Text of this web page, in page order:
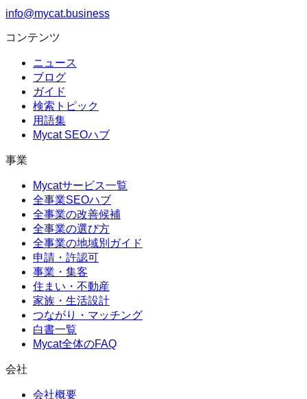
info@mycat.business
コンテンツ
ニュース
ブログ
ガイド
検索トピック
用語集
Mycat SEOハブ
事業
Mycatサービス一覧
全事業SEOハブ
全事業の改善候補
全事業の選び方
全事業の地域別ガイド
申請・許認可
事業・集客
住まい・不動産
家族・生活設計
つながり・マッチング
白書一覧
Mycat全体のFAQ
会社
会社概要